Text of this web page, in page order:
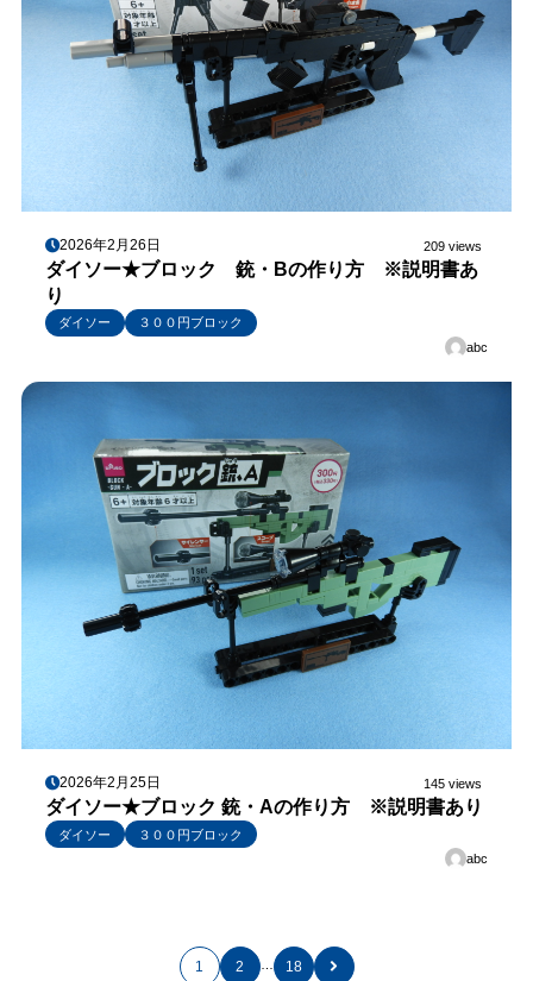
2026年2月26日 209 views
ダイソー★ブロック 銃・Bの作り方 ※説明書あ
り
ダイソー
３００円ブロック
abc
2026年2月25日 145 views
ダイソー★ブロック 銃・Aの作り方 ※説明書あり
ダイソー
３００円ブロック
abc
1 2 … 18